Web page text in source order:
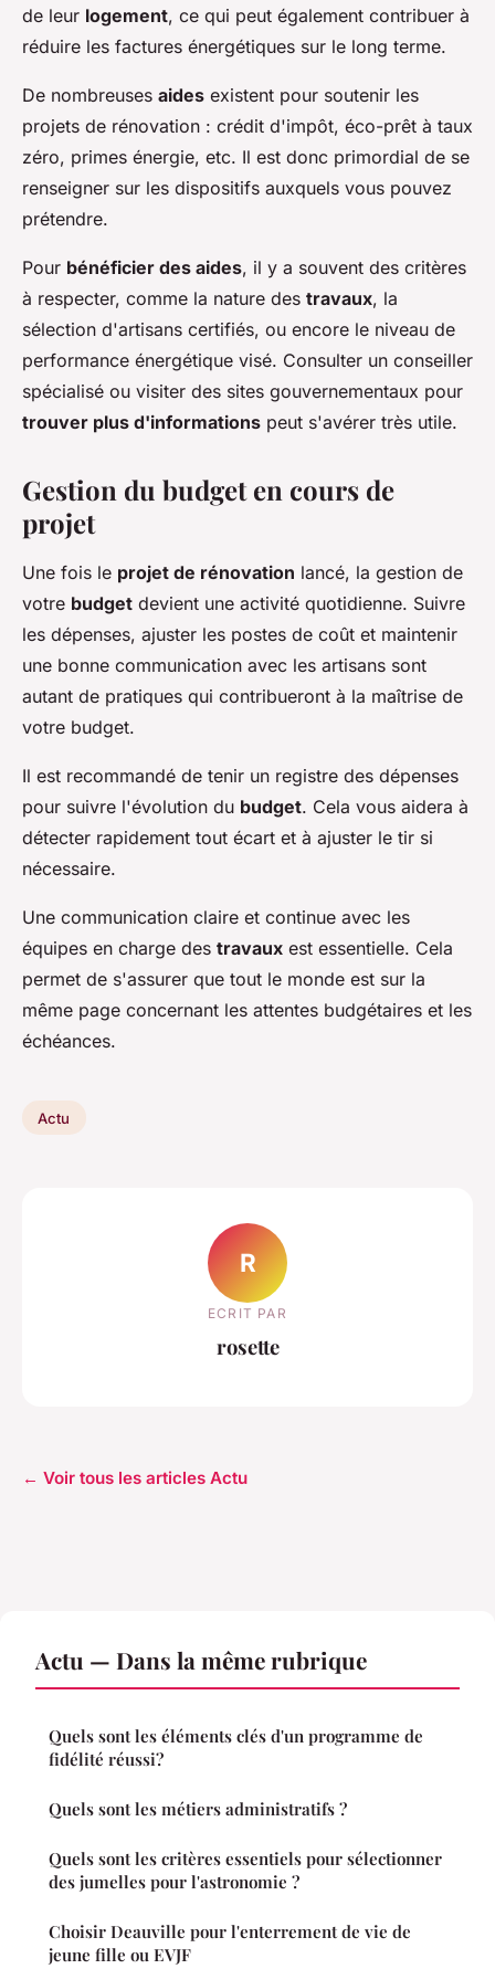
de leur logement, ce qui peut également contribuer à
réduire les factures énergétiques sur le long terme.
De nombreuses aides existent pour soutenir les
projets de rénovation : crédit d'impôt, éco-prêt à taux
zéro, primes énergie, etc. Il est donc primordial de se
renseigner sur les dispositifs auxquels vous pouvez
prétendre.
Pour bénéficier des aides, il y a souvent des critères
à respecter, comme la nature des travaux, la
sélection d'artisans certifiés, ou encore le niveau de
performance énergétique visé. Consulter un conseiller
spécialisé ou visiter des sites gouvernementaux pour
trouver plus d'informations peut s'avérer très utile.
Gestion du budget en cours de
projet
Une fois le projet de rénovation lancé, la gestion de
votre budget devient une activité quotidienne. Suivre
les dépenses, ajuster les postes de coût et maintenir
une bonne communication avec les artisans sont
autant de pratiques qui contribueront à la maîtrise de
votre budget.
Il est recommandé de tenir un registre des dépenses
pour suivre l'évolution du budget. Cela vous aidera à
détecter rapidement tout écart et à ajuster le tir si
nécessaire.
Une communication claire et continue avec les
équipes en charge des travaux est essentielle. Cela
permet de s'assurer que tout le monde est sur la
même page concernant les attentes budgétaires et les
échéances.
Actu
R
ECRIT PAR
rosette
← Voir tous les articles Actu
Actu — Dans la même rubrique
Quels sont les éléments clés d'un programme de
fidélité réussi?
Quels sont les métiers administratifs ?
Quels sont les critères essentiels pour sélectionner
des jumelles pour l'astronomie ?
Choisir Deauville pour l'enterrement de vie de
jeune fille ou EVJF